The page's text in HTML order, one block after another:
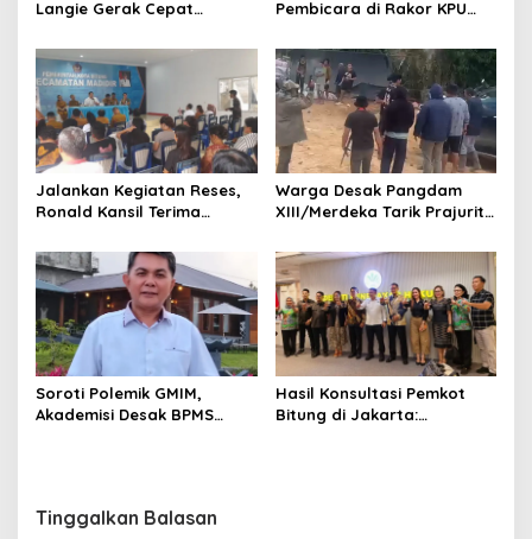
Langie Gerak Cepat
Terbakar, Salurkan
Bantuan untuk Percepatan
Pemulihan
Pembicara di Rakor KPU
Partai Politik
Jalankan Kegiatan Reses,
Ronald Kansil Terima
Warga Desak Pangdam
XIII/Merdeka Tarik Prajurit
“Rakyat Tidak Butuh
Tentara di Lokasi
Tambang”
Soroti Polemik GMIM,
Akademisi Desak BPMS
Hasil Konsultasi Pemkot
Bitung di Jakarta:
Tinggalkan Balasan